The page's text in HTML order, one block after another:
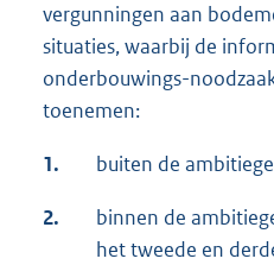
vergunningen aan
situaties, waarbij de
onderbouwings-
toenemen:
1. buiten de
2.
binnen de
het tweede en